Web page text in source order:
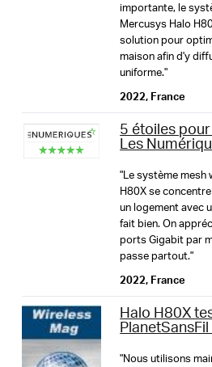
Installation facile
Qualité de Service
contrôle
Puissance Transmission
2.4 GHz < 20dBm (EIRP)
5 GHz < 23dBm (EIRP)
WPA-PSK/WPA2-PSK/WPA3
2.4 GHz Guest Network,
5 GHz Guest Network
importante, le
Mercusys Halo
solution pour
maison afin d'y
uniforme."
2022, France
5 étoiles
Les
"Le système mesh
H80X se
un logement avec
fait bien. On
ports Gigabit par
passe partout."
2022, France
Halo H80X
"Nous utilisons